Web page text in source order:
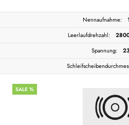
Nennaufnahme:
Leerlaufdrehzahl:
Spannung:
SALE %